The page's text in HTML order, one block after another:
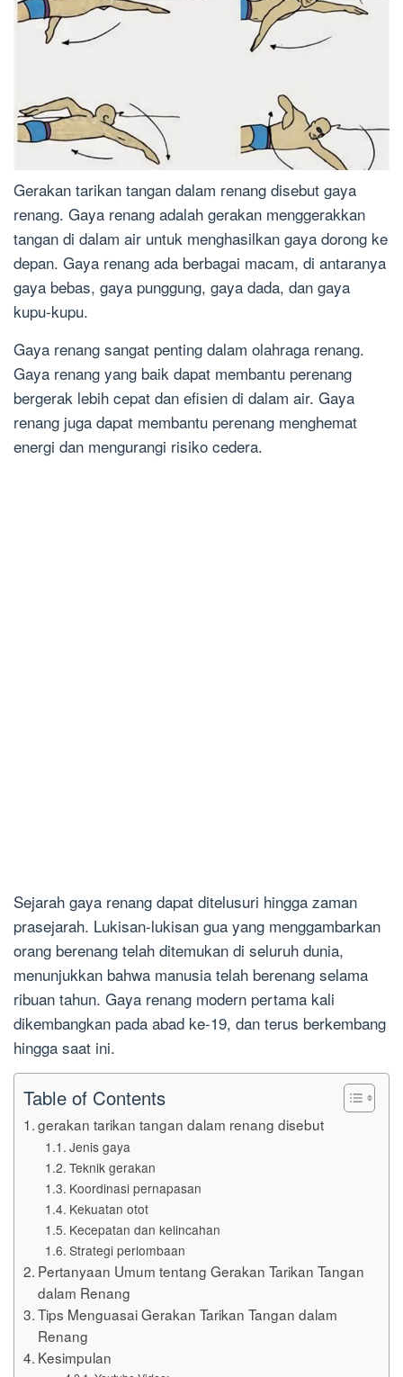
Gerakan tarikan tangan dalam renang disebut gaya
renang. Gaya renang adalah gerakan menggerakkan
tangan di dalam air untuk menghasilkan gaya dorong ke
depan. Gaya renang ada berbagai macam, di antaranya
gaya bebas, gaya punggung, gaya dada, dan gaya
kupu-kupu.
Gaya renang sangat penting dalam olahraga renang.
Gaya renang yang baik dapat membantu perenang
bergerak lebih cepat dan efisien di dalam air. Gaya
renang juga dapat membantu perenang menghemat
energi dan mengurangi risiko cedera.
Sejarah gaya renang dapat ditelusuri hingga zaman
prasejarah. Lukisan-lukisan gua yang menggambarkan
orang berenang telah ditemukan di seluruh dunia,
menunjukkan bahwa manusia telah berenang selama
ribuan tahun. Gaya renang modern pertama kali
dikembangkan pada abad ke-19, dan terus berkembang
hingga saat ini.
Table of Contents
gerakan tarikan tangan dalam renang disebut
Jenis gaya
Teknik gerakan
Koordinasi pernapasan
Kekuatan otot
Kecepatan dan kelincahan
Strategi perlombaan
Pertanyaan Umum tentang Gerakan Tarikan Tangan
dalam Renang
Tips Menguasai Gerakan Tarikan Tangan dalam
Renang
Kesimpulan